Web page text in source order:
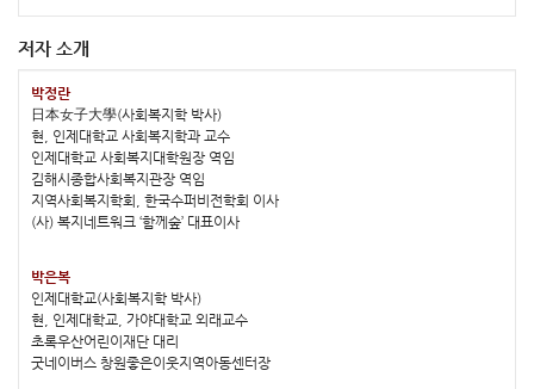
저자 소개
박정란
日本女子大學(사회복지학 박사)
현, 인제대학교 사회복지학과 교수
인제대학교 사회복지대학원장 역임
김해시종합사회복지관장 역임
지역사회복지학회, 한국수퍼비전학회 이사
(사) 복지네트워크 ‘함께숲’ 대표이사
박은복
인제대학교(사회복지학 박사)
현, 인제대학교, 가야대학교 외래교수
초록우산어린이재단 대리
굿네이버스 창원좋은이웃지역아동센터장